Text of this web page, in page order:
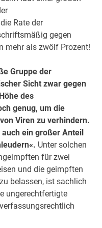
Rate der
gegen
mehr als zwölf Prozent!
Gruppe der
Sicht zwar gegen
des
genug, um die
Viren zu verhindern.
ein großer Anteil
Unter solchen
für zwei
und die geimpften
belassen, ist sachlich
ungerechtfertigte